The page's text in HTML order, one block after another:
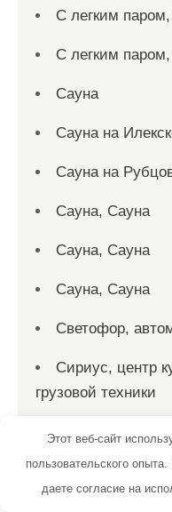
С легким
С легким
Сауна
Сауна на
Сауна на
Сауна, Сауна
Сауна, Сауна
Сауна, Сауна
Светофор,
Сириус, центр
грузовой техники
Скиф, автомойка
Смарт-Сервис,
Этот веб-сайт
пользовательского
даете согласие на